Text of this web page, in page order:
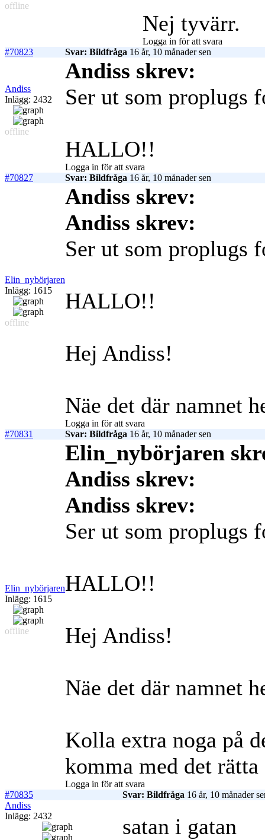
offline
Nej tyvärr.
Logga in för att svara
#70823
Svar: Bildfråga 16 år, 10 månader sen
Andiss
Inlägg: 2432
offline
Andiss skrev:
Ser ut som proplugs
HALLO!!
Logga in för att svara
#70827
Svar: Bildfråga 16 år, 10 månader sen
Elin_nybörjaren
Inlägg: 1615
offline
Andiss skrev:
Andiss skrev:
Ser ut som proplugs
HALLO!!
Hej Andiss!
Näe det där namnet
Logga in för att svara
#70831
Svar: Bildfråga 16 år, 10 månader sen
Elin_nybörjaren
Inlägg: 1615
offline
Elin_nybörjaren
Andiss skrev:
Andiss skrev:
Ser ut som proplugs
HALLO!!
Hej Andiss!
Näe det där namnet
Kolla extra noga på
komma med det rätta
Logga in för att svara
#70835
Svar: Bildfråga 16 år, 10 månader
Andiss
Inlägg: 2432
satan i gatan